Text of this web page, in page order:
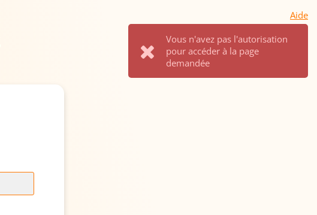
Aide
Vous n'avez pas l'autorisation
pour accéder à la page
demandée